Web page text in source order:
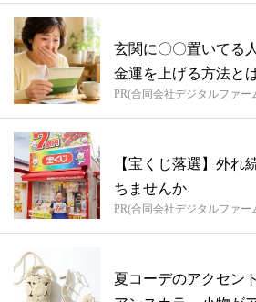
玄関に〇〇置いてる
金運を上げる方法と
PR(合同会社デジタルファー
【宝くじ落選】外れ
ちませんか
PR(合同会社デジタルファー
夏コーデのアクセン